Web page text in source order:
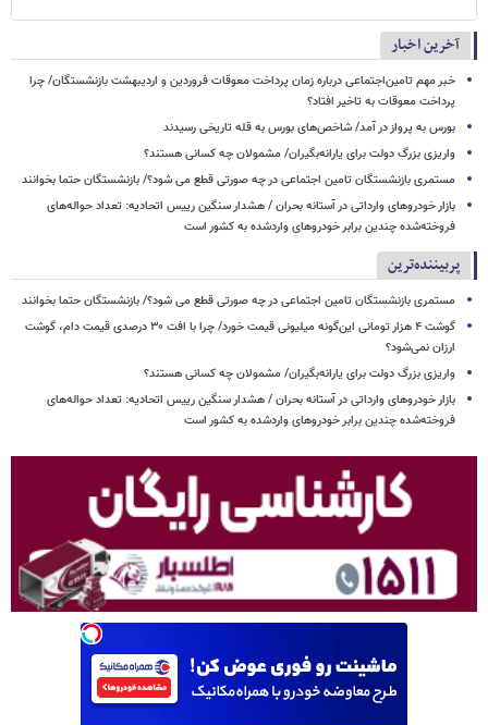
آخرین اخبار
خبر مهم تامین‌اجتماعی درباره زمان پرداخت معوقات فروردین و اردیبهشت بازنشستگان/ چرا
پرداخت معوقات به تاخیر افتاد؟
بورس به پرواز در آمد/ شاخص‌های بورس به قله تاریخی رسیدند
واریزی بزرگ دولت برای یارانه‌بگیران/ مشمولان چه کسانی هستند؟
مستمری بازنشستگان تامین اجتماعی در چه صورتی قطع می شود؟/ بازنشستگان حتما بخوانند
بازار خودروهای وارداتی در آستانه بحران / هشدار سنگین رییس اتحادیه: تعداد حواله‌های
فروخته‌شده چندین برابر خودروهای واردشده به کشور است
پربیننده‌ترین
مستمری بازنشستگان تامین اجتماعی در چه صورتی قطع می شود؟/ بازنشستگان حتما بخوانند
گوشت ۴ هزار تومانی این‌گونه میلیونی قیمت خورد/ چرا با افت ۳۰ درصدی قیمت دام، گوشت
ارزان نمی‌شود؟
واریزی بزرگ دولت برای یارانه‌بگیران/ مشمولان چه کسانی هستند؟
بازار خودروهای وارداتی در آستانه بحران / هشدار سنگین رییس اتحادیه: تعداد حواله‌های
فروخته‌شده چندین برابر خودروهای واردشده به کشور است